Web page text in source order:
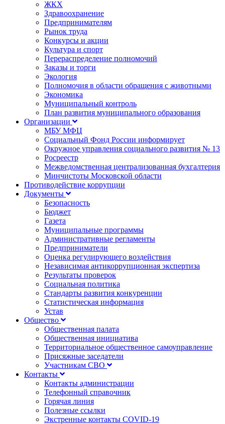
ЖКХ
Здравоохранение
Предпринимателям
Рынок труда
Конкурсы и акции
Культура и спорт
Перераспределение полномочий
Заказы и торги
Экология
Полномочия в области обращения с животными
Экономика
Муниципальный контроль
План развития муниципального образования
Организации
МБУ МФЦ
Социальный Фонд России информирует
Окружное управления социального развития № 13
Росреестр
Межведомственная централизованная бухгалтерия
Минчистоты Московской области
Противодействие коррупции
Документы
Безопасность
Бюджет
Газета
Муниципальные программы
Административные регламенты
Предприниматели
Оценка регулирующего воздействия
Независимая антикоррупционная экспертиза
Результаты проверок
Социальная политика
Стандарты развития конкуренции
Статистическая информация
Устав
Общество
Общественная палата
Общественная инициатива
Территориальное общественное самоуправление
Присяжные заседатели
Участникам СВО
Контакты
Контакты администрации
Телефонный справочник
Горячая линия
Полезные ссылки
Экстренные контакты COVID-19